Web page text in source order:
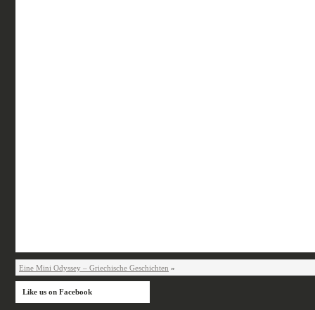
Eine Mini Odyssey – Griechische Geschichten »
Like us on Facebook